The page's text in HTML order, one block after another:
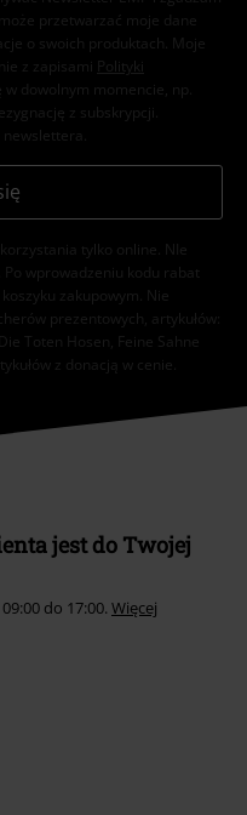
przetwarzać moje dane
o swoich produktach. Moje
z zapisami
Polityki
w dowolnym momencie, np.
z subskrypcji.
tylko online. NIe
wprowadzeniu kodu rabat
zakupowym. Nie
prezentowych, artykułów:
Toten Hosen, Feine Sahne
z donacją w cenie.
jest do Twojej
do 17:00. Więcej